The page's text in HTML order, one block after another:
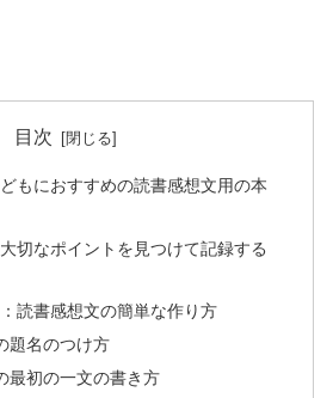
目次
もにおすすめの読書感想文用の本
切なポイントを見つけて記録する
読書感想文の簡単な作り方
題名のつけ方
最初の一文の書き方